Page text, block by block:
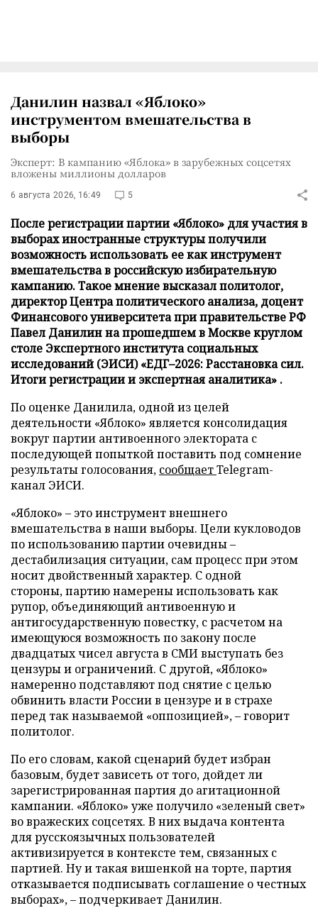
Данилин назвал «Яблоко»
инструментом вмешательства в
выборы
Эксперт: В кампанию «Яблока» в зарубежных соцсетях
вложены миллионы долларов
6 августа 2026, 16:49 5
После регистрации партии «Яблоко» для участия в
выборах иностранные структуры получили
возможность использовать ее как инструмент
вмешательства в российскую избирательную
кампанию. Такое мнение высказал политолог,
директор Центра политического анализа, доцент
Финансового университета при правительстве РФ
Павел Данилин на прошедшем в Москве круглом
столе Экспертного института социальных
исследований (ЭИСИ) «ЕДГ–2026: Расстановка сил.
Итоги регистрации и экспертная аналитика» .
По оценке Данилила, одной из целей
деятельности «Яблоко» является консолидация
вокруг партии антивоенного электората с
последующей попыткой поставить под сомнение
результаты голосования, сообщаетTelegram-
канал ЭИСИ.
«Яблоко» – это инструмент внешнего
вмешательства в наши выборы. Цели кукловодов
по использованию партии очевидны –
дестабилизация ситуации, сам процесс при этом
носит двойственный характер. С одной
стороны, партию намерены использовать как
рупор, объединяющий антивоенную и
антигосударственную повестку, с расчетом на
имеющуюся возможность по закону после
двадцатых чисел августа в СМИ выступать без
цензуры и ограничений. С другой, «Яблоко»
намеренно подставляют под снятие с целью
обвинить власти России в цензуре и в страхе
перед так называемой «оппозицией», – говорит
политолог.
По его словам, какой сценарий будет избран
базовым, будет зависеть от того, дойдет ли
зарегистрированная партия до агитационной
кампании. «Яблоко» уже получило «зеленый свет»
во вражеских соцсетях. В них выдача контента
для русскоязычных пользователей
активизируется в контексте тем, связанных с
партией. Ну и такая вишенкой на торте, партия
отказывается подписывать соглашение о честных
выборах», – подчеркивает Данилин.